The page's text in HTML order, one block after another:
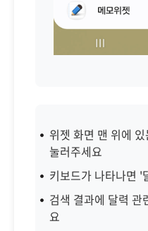
위젯 화면 맨 위에
눌러주세요
키보드가 나타나면 '
검색 결과에 달력 관
요